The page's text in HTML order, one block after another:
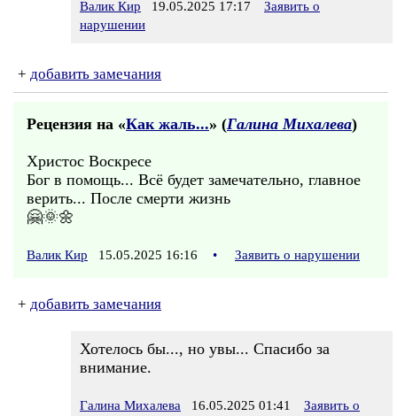
Валик Кир 19.05.2025 17:17
Заявить о
нарушении
+ добавить замечания
Рецензия на «Как жаль...» (Галина Михалева)
Христос Воскресе
Бог в помощь... Всё будет замечательно, главное
верить... После смерти жизнь
🤗🌞🌼
Валик Кир 15.05.2025 16:16 • Заявить о нарушении
+ добавить замечания
Хотелось бы..., но увы... Спасибо за
внимание.
Галина Михалева 16.05.2025 01:41
Заявить о